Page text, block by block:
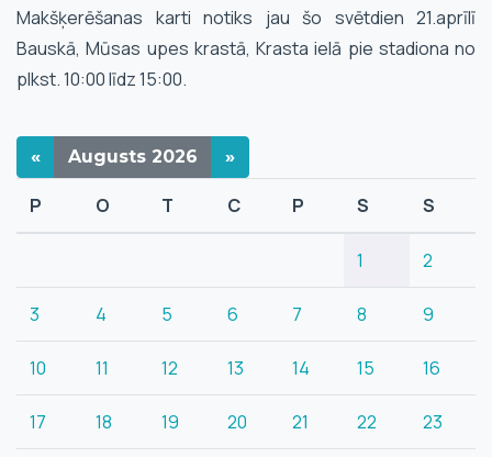
Makšķerēšanas karti notiks jau šo svētdien 21.aprīlī
Bauskā, Mūsas upes krastā, Krasta ielā pie stadiona no
plkst. 10:00 līdz 15:00.
« Augusts 2026 »
P O T C P S S
1 2
3 4 5 6 7 8 9
10 11 12 13 14 15 16
17 18 19 20 21 22 23